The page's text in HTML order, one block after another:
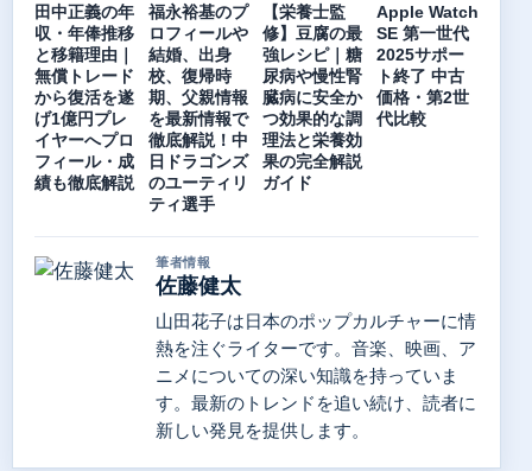
田中正義の年
収・年俸推移
と移籍理由｜
無償トレード
から復活を遂
げ1億円プレ
イヤーへプロ
フィール・成
績も徹底解説
福永裕基のプ
ロフィールや
結婚、出身
校、復帰時
期、父親情報
を最新情報で
徹底解説！中
日ドラゴンズ
のユーティリ
ティ選手
【栄養士監
修】豆腐の最
強レシピ｜糖
尿病や慢性腎
臓病に安全か
つ効果的な調
理法と栄養効
果の完全解説
ガイド
Apple Watch
SE 第一世代
2025サポー
ト終了 中古
価格・第2世
代比較
筆者情報
佐藤健太
山田花子は日本のポップカルチャーに情
熱を注ぐライターです。音楽、映画、ア
ニメについての深い知識を持っていま
す。最新のトレンドを追い続け、読者に
新しい発見を提供します。